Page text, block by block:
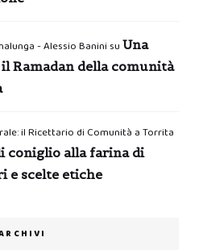
- Alessio Banini su Una
Ramadan della comunità
il Ricettario di Comunità a Torrita
coniglio alla farina di
e scelte etiche